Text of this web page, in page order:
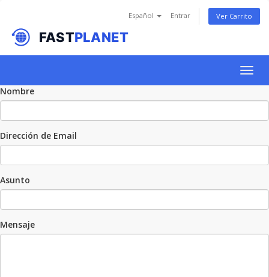
Español Entrar Ver Carrito
Nombre
Dirección de Email
Asunto
Mensaje